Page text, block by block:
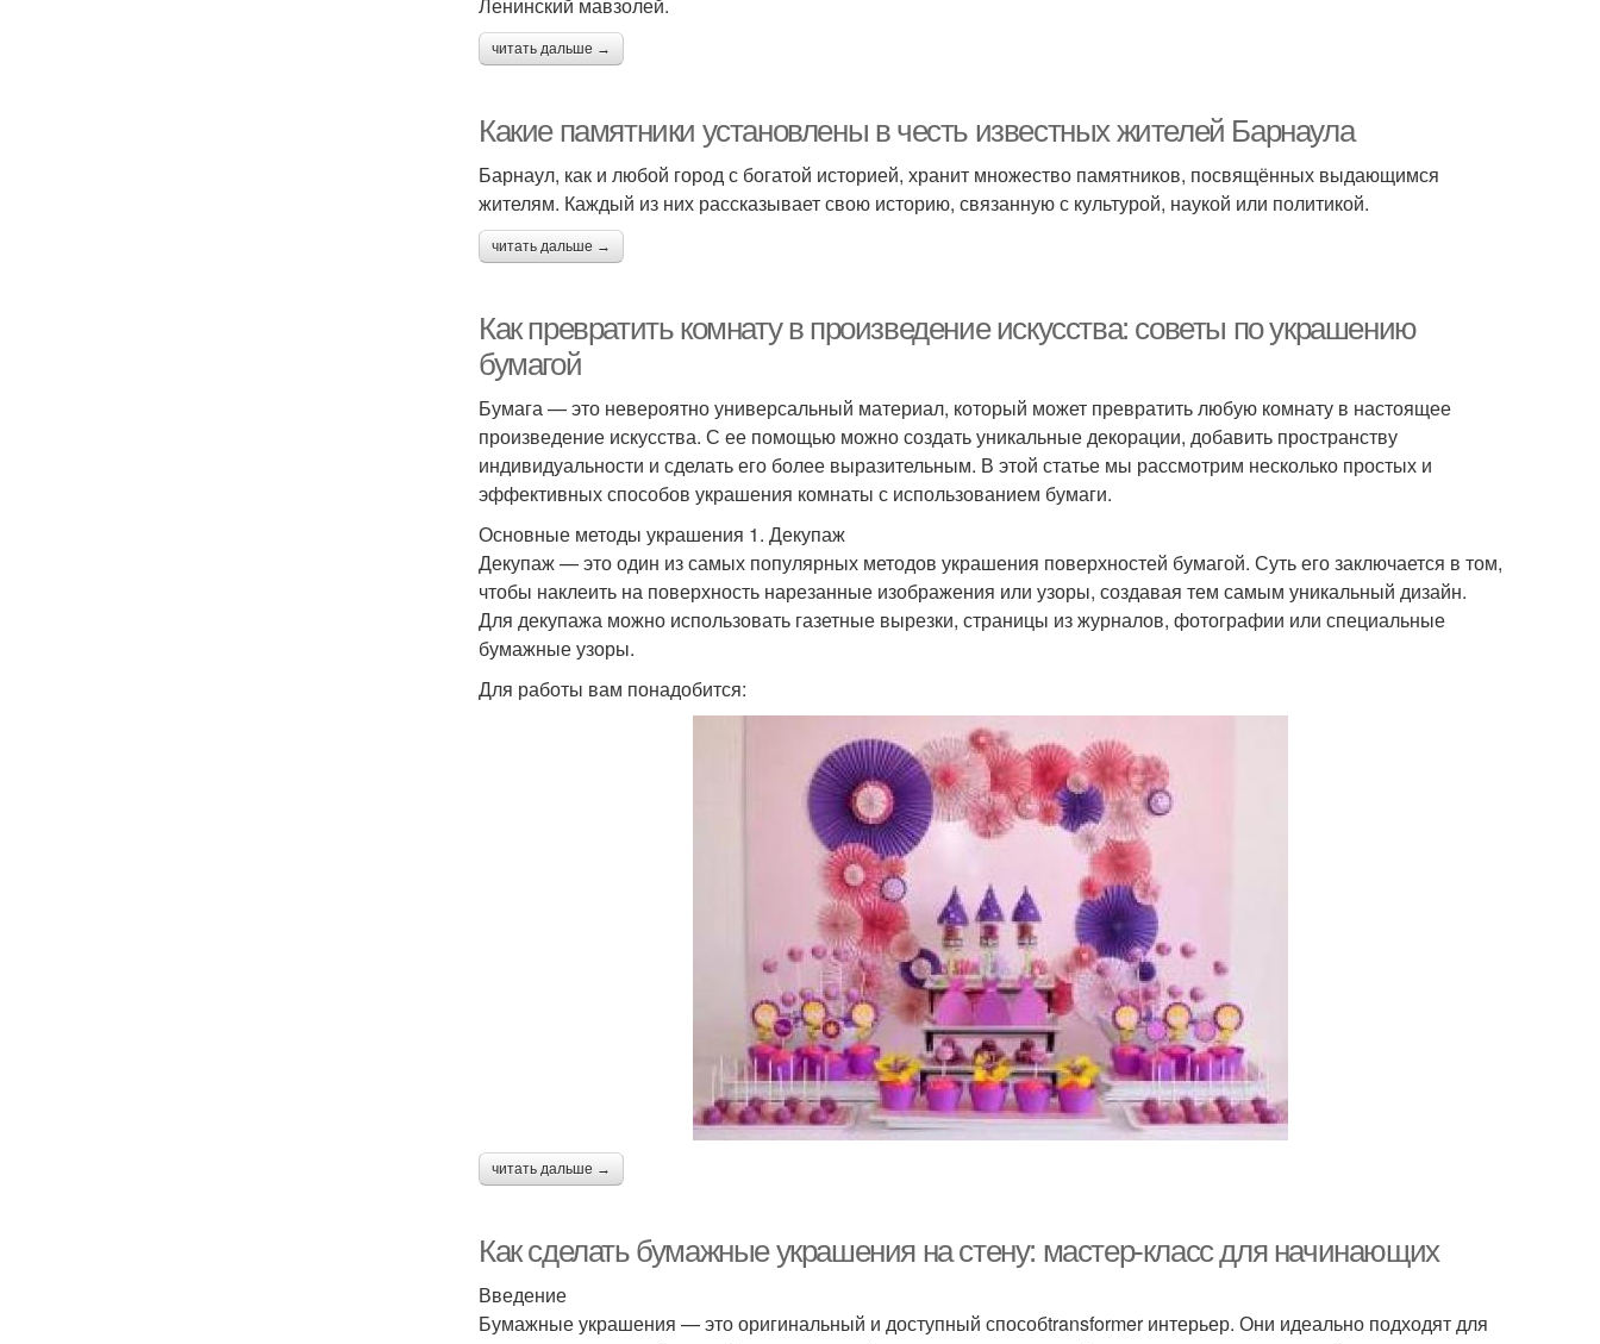
читать дальше →
Какие памятники установлены в честь известных жителей Барнаула
Барнаул, как и любой город с богатой историей, хранит множество памятников, посвящённых выдающимся
жителям. Каждый из них рассказывает свою историю, связанную с культурой, наукой или политикой.
читать дальше →
Как превратить комнату в произведение искусства: советы по украшению
бумагой
Бумага — это невероятно универсальный материал, который может превратить любую комнату в настоящее
произведение искусства. С ее помощью можно создать уникальные декорации, добавить пространству
индивидуальности и сделать его более выразительным. В этой статье мы рассмотрим несколько простых и
эффективных способов украшения комнаты с использованием бумаги.
Основные методы украшения 1. Декупаж
Декупаж — это один из самых популярных методов украшения поверхностей бумагой. Суть его заключается в том,
чтобы наклеить на поверхность нарезанные изображения или узоры, создавая тем самым уникальный дизайн.
Для декупажа можно использовать газетные вырезки, страницы из журналов, фотографии или специальные
бумажные узоры.
Для работы вам понадобится:
читать дальше →
Как сделать бумажные украшения на стену: мастер-класс для начинающих
Введение
Бумажные украшения — это оригинальный и доступный способtransformer интерьер. Они идеально подходят для